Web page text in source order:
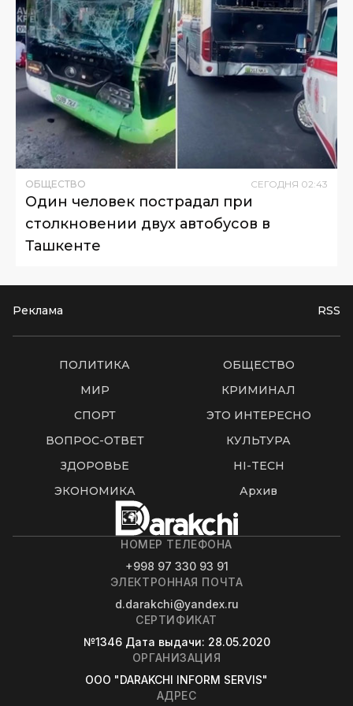
ОБЩЕСТВО СЕГОДНЯ 02:43
Один человек пострадал при
столкновении двух автобусов в
Ташкенте
Реклама RSS
ПОЛИТИКА
ОБЩЕСТВО
МИР
КРИМИНАЛ
СПОРТ
ЭТО ИНТЕРЕСНО
ВОПРОС-ОТВЕТ
КУЛЬТУРА
ЗДОРОВЬЕ
HI-TECH
ЭКОНОМИКА
Архив
НОМЕР ТЕЛЕФОНА
+998 97 330 93 91
ЭЛЕКТРОННАЯ ПОЧТА
d.darakchi@yandex.ru
СЕРТИФИКАТ
№1346 Дата выдачи: 28.05.2020
ОРГАНИЗАЦИЯ
OOO "DARAKCHI INFORM SERVIS"
АДРЕС